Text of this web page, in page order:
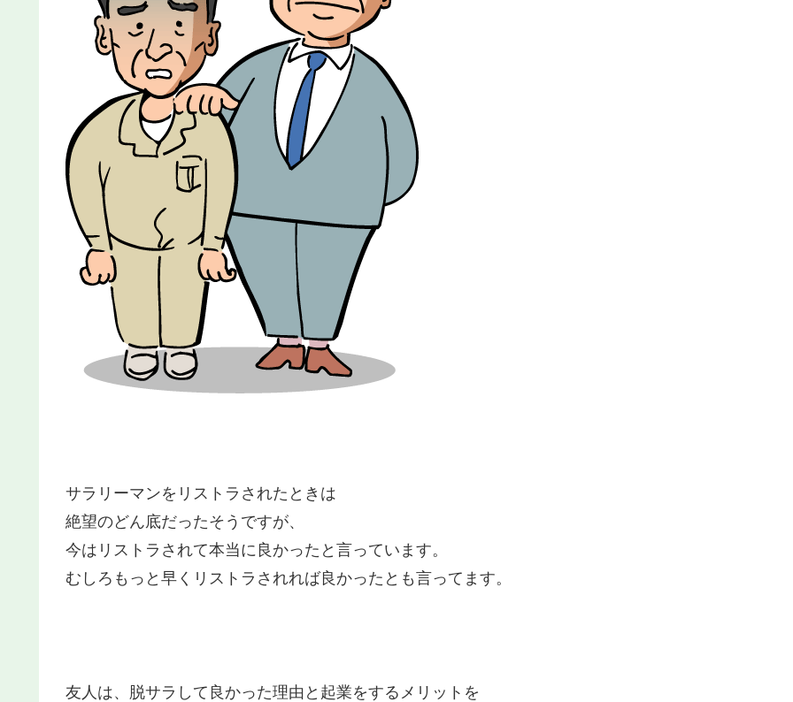
サラリーマンをリストラされたときは
絶望のどん底だったそうですが、
今はリストラされて本当に良かったと言っています。
むしろもっと早くリストラされれば良かったとも言ってます。
友人は、脱サラして良かった理由と起業をするメリットを